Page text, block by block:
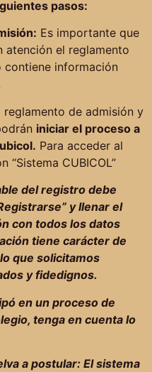
pasos:
Es importante que
atención el reglamento
contiene información
de admisión y
iniciar el proceso a
Para acceder al
“Sistema CUBICOL”
del registro debe
y llenar el
con todos los datos
tiene carácter de
que solicitamos
y fidedignos.
en un proceso de
tenga en cuenta lo
a postular: El sistema